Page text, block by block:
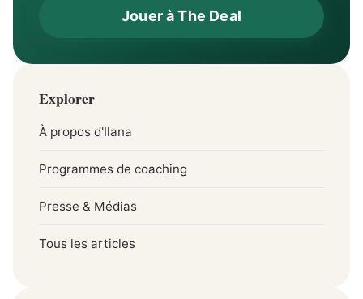
Jouer à The Deal
Explorer
À propos d'Ilana
Programmes de coaching
Presse & Médias
Tous les articles